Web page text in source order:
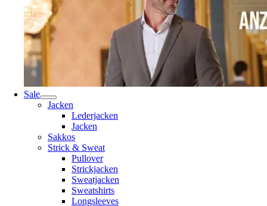
Sale
Jacken
Lederjacken
Jacken
Sakkos
Strick & Sweat
Pullover
Strickjacken
Sweatjacken
Sweatshirts
Longsleeves